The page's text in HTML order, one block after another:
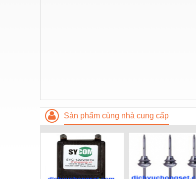
Sản phẩm cùng nhà cung cấp